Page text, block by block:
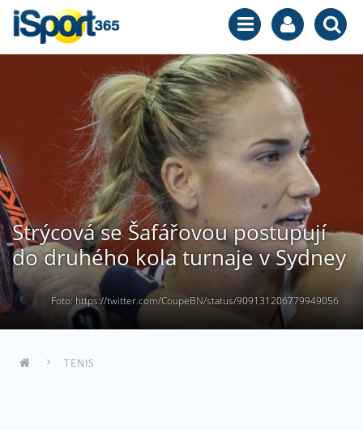
Foto: https://twitter.com/CoupeBN/status/909131206779949056
Strýcová se Šafářovou postupují
do druhého kola turnaje v Sydney
TENIS